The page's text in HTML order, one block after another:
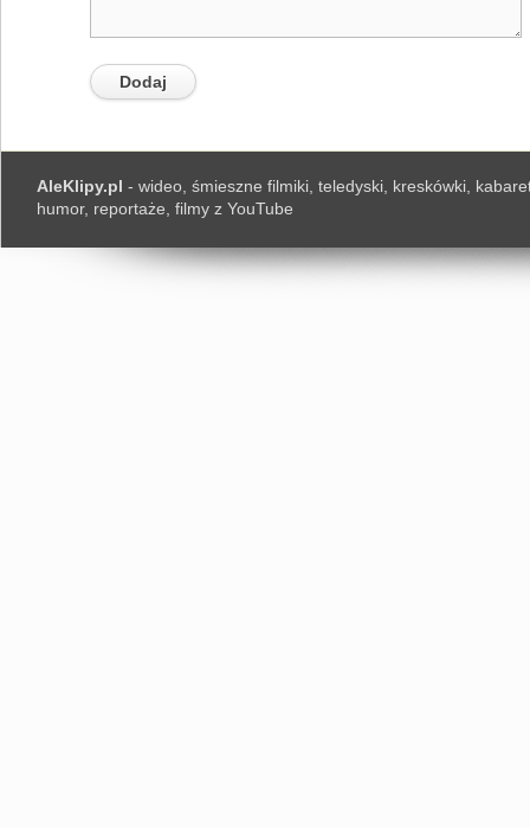
AleKlipy.pl - wideo, śmieszne filmiki, teledyski, kreskówki,
humor, reportaże, filmy z YouTube